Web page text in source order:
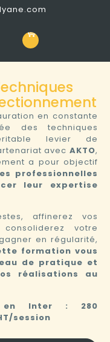
en constante
des techniques
levier de
avec AKTO,
a pour objectif
professionnelles
leur expertise
affinerez vos
votre
en régularité,
formation vous
de pratique et
réalisations au
en Inter : 280
session